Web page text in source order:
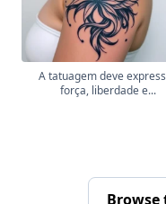
A tatuagem deve
força, liberdade e...